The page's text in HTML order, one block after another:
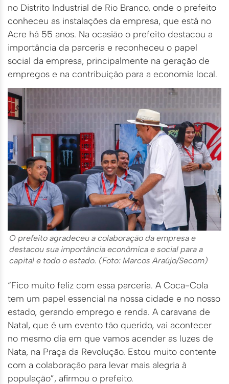
no Distrito Industrial de Rio Branco, onde o prefeito
conheceu as instalações da empresa, que está no
Acre há 55 anos. Na ocasião o prefeito destacou a
importância da parceria e reconheceu o papel
social da empresa, principalmente na geração de
empregos e na contribuição para a economia local.
O prefeito agradeceu a colaboração da empresa e
destacou sua importância econômica e social para a
capital e todo o estado. (Foto: Marcos Araújo/Secom)
“Fico muito feliz com essa parceria. A Coca-Cola
tem um papel essencial na nossa cidade e no nosso
estado, gerando emprego e renda. A caravana de
Natal, que é um evento tão querido, vai acontecer
no mesmo dia em que vamos acender as luzes de
Nata, na Praça da Revolução. Estou muito contente
com a colaboração para levar mais alegria à
população”, afirmou o prefeito.